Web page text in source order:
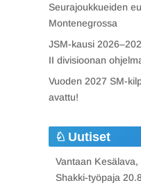
Seurajoukkueiden
Montenegrossa
JSM-kausi
II divisioonan
Vuoden 2027 SM-
avattu!
Uutiset
Vantaan Kesälava,
Shakki-työpaja